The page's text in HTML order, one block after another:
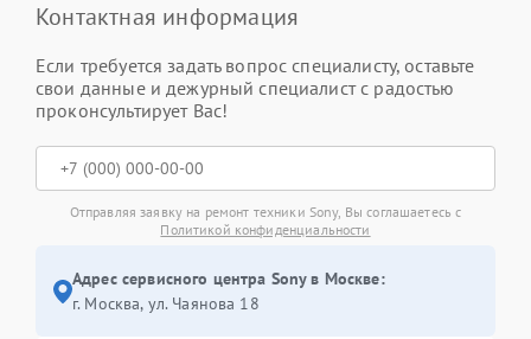
Контактная информация
Если требуется задать вопрос специалисту, оставьте
свои данные и дежурный специалист с радостью
проконсультирует Вас!
Отправляя заявку на ремонт техники Sony, Вы соглашаетесь с
Политикой конфиденциальности
Адрес сервисного центра Sony в Москве:
г. Москва, ул. Чаянова 18